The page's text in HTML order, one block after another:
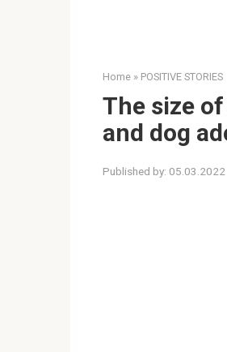
Home » POSITIVE STORIES
The size
and dog
Published by: 05.03.2022